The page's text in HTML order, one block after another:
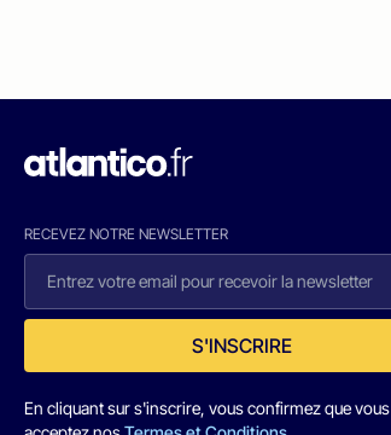
RECEVEZ NOTRE NEWSLETTER
S'INSCRIRE
En cliquant sur s'inscrire, vous confirmez que vous